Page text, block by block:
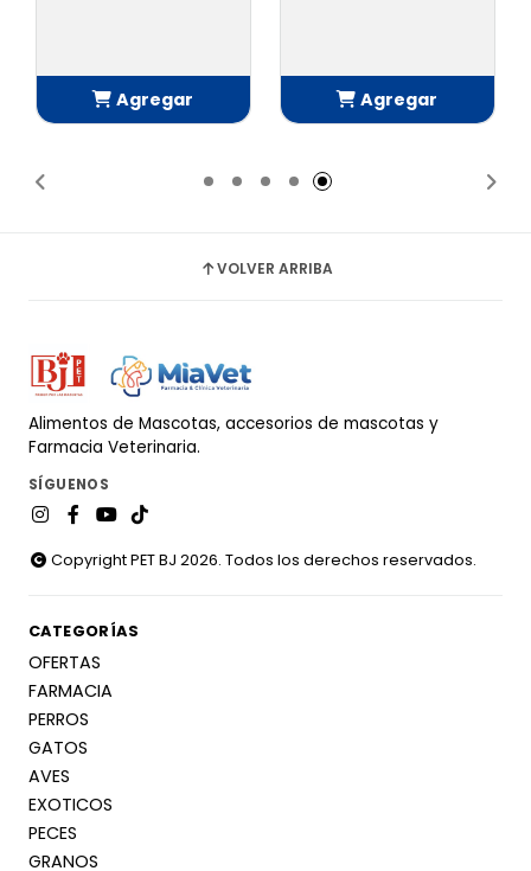
Agregar
Agregar
VOLVER ARRIBA
Alimentos de Mascotas, accesorios de mascotas y
Farmacia Veterinaria.
SÍGUENOS
Copyright PET BJ 2026. Todos los derechos reservados.
CATEGORÍAS
OFERTAS
FARMACIA
PERROS
GATOS
AVES
EXOTICOS
PECES
GRANOS